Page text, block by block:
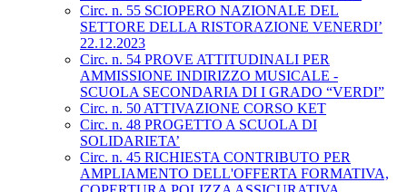
Circ. n. 55 SCIOPERO NAZIONALE DEL
SETTORE DELLA RISTORAZIONE VENERDI’
22.12.2023
Circ. n. 54 PROVE ATTITUDINALI PER
AMMISSIONE INDIRIZZO MUSICALE -
SCUOLA SECONDARIA DI I GRADO “VERDI”
Circ. n. 50 ATTIVAZIONE CORSO KET
Circ. n. 48 PROGETTO A SCUOLA DI
SOLIDARIETA’
Circ. n. 45 RICHIESTA CONTRIBUTO PER
AMPLIAMENTO DELL'OFFERTA FORMATIVA,